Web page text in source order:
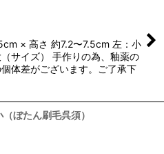
× 高さ 約7.2〜7.5cm 左：小
（サイズ） 手作りの為、釉薬の
体差がございます。ご了承下
（ぼたん刷毛呉須）